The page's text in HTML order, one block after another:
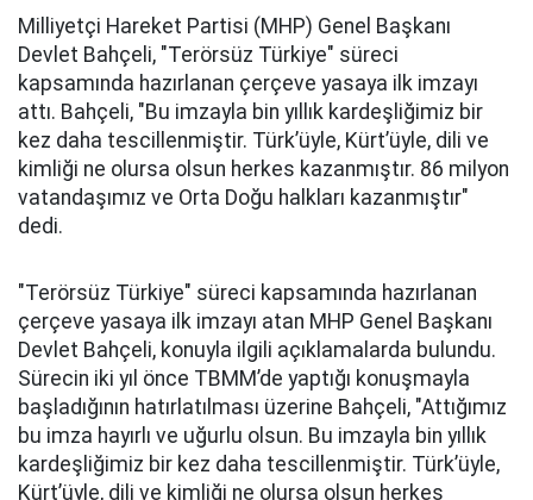
Milliyetçi Hareket Partisi (MHP) Genel Başkanı
Devlet Bahçeli, "Terörsüz Türkiye" süreci
kapsamında hazırlanan çerçeve yasaya ilk imzayı
attı. Bahçeli, "Bu imzayla bin yıllık kardeşliğimiz bir
kez daha tescillenmiştir. Türk’üyle, Kürt’üyle, dili ve
kimliği ne olursa olsun herkes kazanmıştır. 86 milyon
vatandaşımız ve Orta Doğu halkları kazanmıştır"
dedi.
"Terörsüz Türkiye" süreci kapsamında hazırlanan
çerçeve yasaya ilk imzayı atan MHP Genel Başkanı
Devlet Bahçeli, konuyla ilgili açıklamalarda bulundu.
Sürecin iki yıl önce TBMM’de yaptığı konuşmayla
başladığının hatırlatılması üzerine Bahçeli, "Attığımız
bu imza hayırlı ve uğurlu olsun. Bu imzayla bin yıllık
kardeşliğimiz bir kez daha tescillenmiştir. Türk’üyle,
Kürt’üyle, dili ve kimliği ne olursa olsun herkes